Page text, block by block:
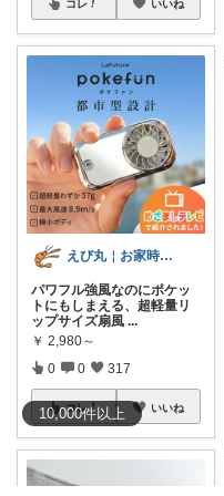
10,000件以上
コレ いいね
えび丸￤お家時間を快適にする アイテム
パワフル強風なのにポケッ
トにもしまえる、超軽量リ
ップサイズ扇風 ...
￥ 2,980～
0 0 317
コレ いいね